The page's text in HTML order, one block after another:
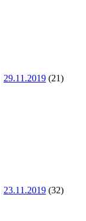
29.11.2019 (21)
23.11.2019 (32)